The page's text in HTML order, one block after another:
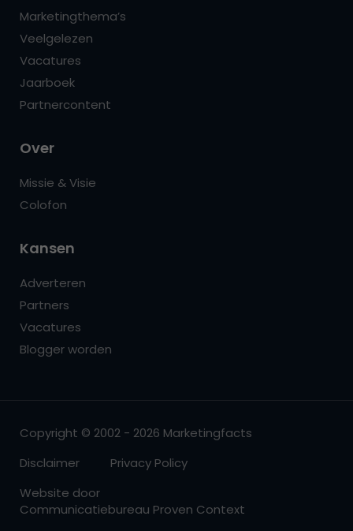
Marketingthema’s
Veelgelezen
Vacatures
Jaarboek
Partnercontent
Over
Missie & Visie
Colofon
Kansen
Adverteren
Partners
Vacatures
Blogger worden
Copyright © 2002 - 2026 Marketingfacts
Disclaimer
Privacy Policy
Website door
Communicatiebureau Proven Context